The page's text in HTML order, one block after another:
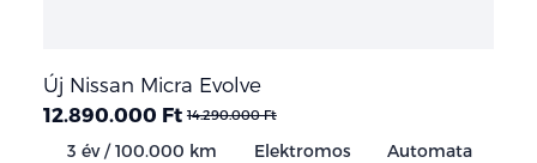
Új Nissan Micra Evolve
12.890.000 Ft 14.290.000 Ft
3 év / 100.000 km Elektromos
Automata